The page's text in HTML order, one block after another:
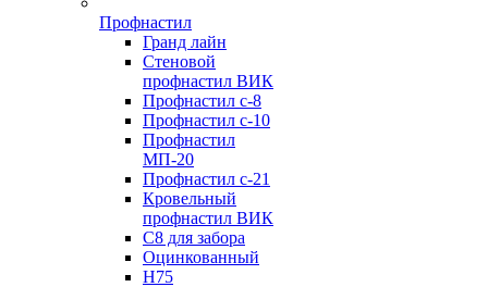
Профнастил
Гранд лайн
Стеновой
профнастил ВИК
Профнастил с-8
Профнастил с-10
Профнастил
МП-20
Профнастил с-21
Кровельный
профнастил ВИК
С8 для забора
Оцинкованный
Н75